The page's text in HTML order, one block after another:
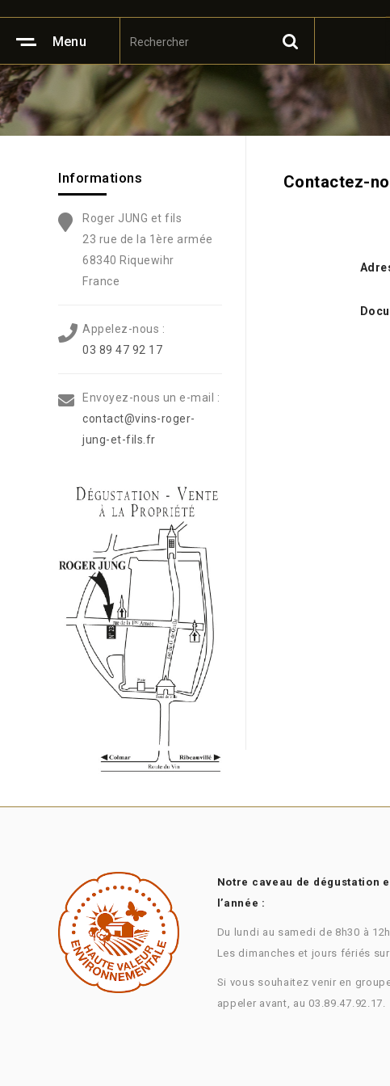
Menu
Informations
Roger JUNG et fils
23 rue de la 1ère armée
68340 Riquewihr
France
Appelez-nous :
03 89 47 92 17
Envoyez-nous un e-mail :
contact@vins-roger-
jung-et-fils.fr
Contactez-
Notre caveau de dégustation
l’année :
Du lundi au samedi de 8h30 à
Les dimanches et jours fériés sur
Si vous souhaitez venir en
appeler avant, au 03.89.47.92.17.